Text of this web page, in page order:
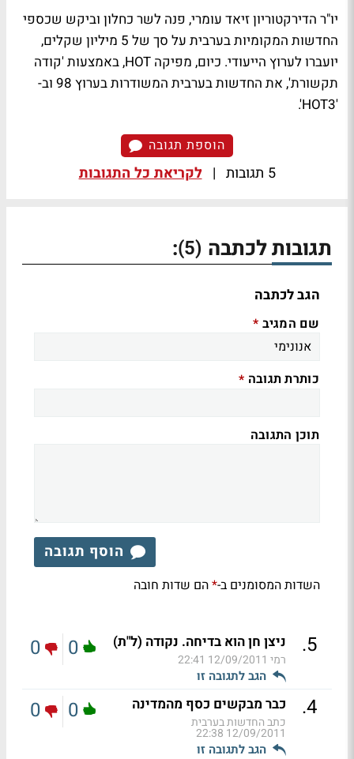
יו"ר הדירקטוריון זיאד עומרי, פנה לשר כחלון וביקש שכספי
החדשות המקומיות בערבית על סך של 5 מיליון שקלים,
יועברו לערוץ הייעודי. כיום, מפיקה HOT, באמצעות 'קודה
תקשורת', את החדשות בערבית המשודרות בערוץ 98 וב-
'HOT3'.
הוספת תגובה
5 תגובות | לקריאת כל התגובות
תגובות לכתבה (5)
:
הגב לכתבה
שם המגיב *
כותרת תגובה *
תוכן התגובה
הוסף תגובה
השדות המסומנים ב-*הם שדות חובה
5
. ניצן חן הוא בדיחה. נקודה (ל"ת)
רמי 12/09/2011 22:41
הגב לתגובה זו
0
0
4
. כבר מבקשים כסף מהמדינה
כתב החדשות בערבית
12/09/2011 22:38
הגב לתגובה זו
0
0